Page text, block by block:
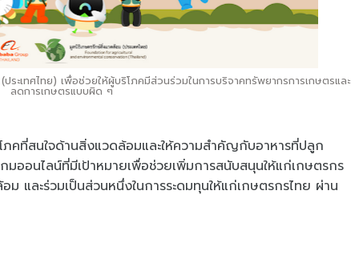
เทศไทย) เพื่อช่วยให้ผู้บริโภคมีส่วนร่วมในการบริจาคทรัพยากรการเกษตรและ
ลดการเกษตรแบบผิด ๆ
คที่สนใจด้านสิ่งแวดล้อมและให้ความสำคัญกับอาหารที่ปลูก
มออนไลน์ที่มีเป้าหมายเพื่อช่วยเพิ่มการสนับสนุนให้แก่เกษตรกร
และร่วมเป็นส่วนหนึ่งในการระดมทุนให้แก่เกษตรกรไทย ผ่าน